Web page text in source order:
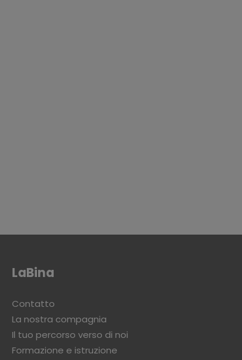
LaBina
Contatto
La nostra compagnia
Il tuo percorso verso di noi
Formazione e istruzione